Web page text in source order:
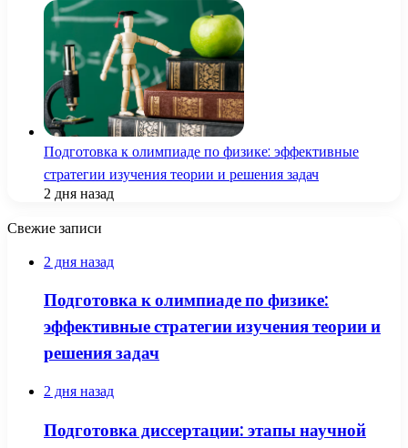
Подготовка к олимпиаде по физике: эффективные
стратегии изучения теории и решения задач
2 дня назад
Свежие записи
2 дня назад
Подготовка к олимпиаде по физике:
эффективные стратегии изучения теории и
решения задач
2 дня назад
Подготовка диссертации: этапы научной